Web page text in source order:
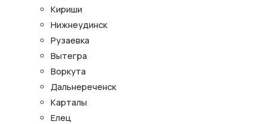
Кириши
Нижнеудинск
Рузаевка
Вытегра
Воркута
Дальнереченск
Карталы
Елец